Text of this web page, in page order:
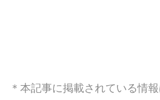
＊本記事に掲載されている情